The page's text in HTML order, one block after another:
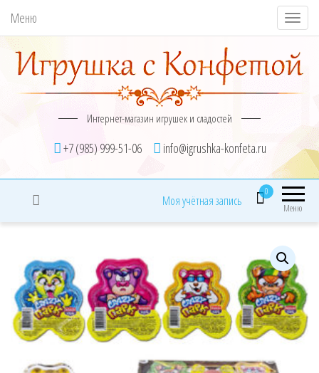
Меню
П
о
к
ь
/
С
ы
т
ь
н
а
Интернет-магазин игрушек и сладостей
+7 (985) 999-51-06 info@igrushka-konfeta.ru
Меню
0
Моя учётная запись